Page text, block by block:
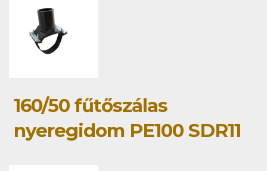
160/50 fűtőszálas
nyeregidom PE100 SDR11